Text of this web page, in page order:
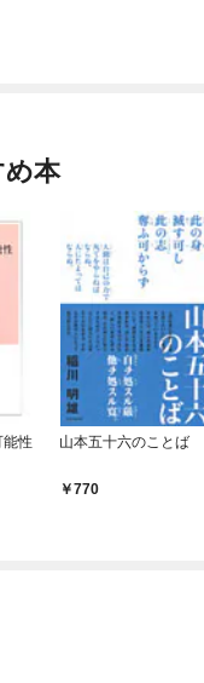
め本
能性
山本五十六のことば
770